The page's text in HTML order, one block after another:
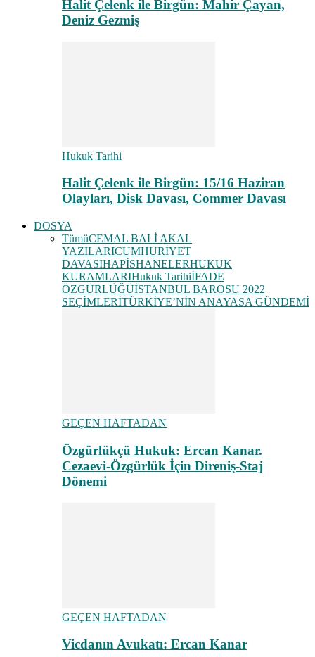
Halit Çelenk ile Birgün: Mahir Çayan,
Deniz Gezmiş
Hukuk Tarihi
Halit Çelenk ile Birgün: 15/16 Haziran
Olayları, Disk Davası, Commer Davası
DOSYA
TümüCEMAL BALİ AKAL
YAZILARICUMHURİYET
DAVASIHAPİSHANELERHUKUK
KURAMLARIHukuk TarihiİFADE
ÖZGÜRLÜĞÜİSTANBUL BAROSU 2022
SEÇİMLERİTÜRKİYE’NİN ANAYASA GÜNDEMİ
GEÇEN HAFTADAN
Özgürlükçü Hukuk: Ercan Kanar.
Cezaevi-Özgürlük İçin Direniş-Staj
Dönemi
GEÇEN HAFTADAN
Vicdanın Avukatı: Ercan Kanar